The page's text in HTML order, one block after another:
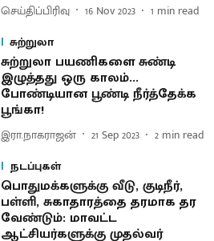
செய்திப்பிரிவு 16 Nov 2023 1 min read
சுற்றுலா
சுற்றுலா பயணிகளை சுண்டி
இழுத்தது ஒரு காலம்...
போண்டியான பூண்டி நீர்த்தேக்க
பூங்கா!
இரா.நாகராஜன் 21 Sep 2023 2 min read
நடப்புகள்
பொதுமக்களுக்கு வீடு, குடிநீர்,
பள்ளி, சுகாதாரத்தை தரமாக தர
வேண்டும்: மாவட்ட
ஆட்சியர்களுக்கு முதல்வர்